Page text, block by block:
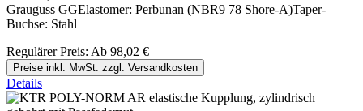
Grauguss GGElastomer: Perbunan (NBR9 78 Shore-A)Taper-
Buchse: Stahl
Regulärer Preis: Ab 98,02 €
Preise inkl. MwSt. zzgl. Versandkosten
Details